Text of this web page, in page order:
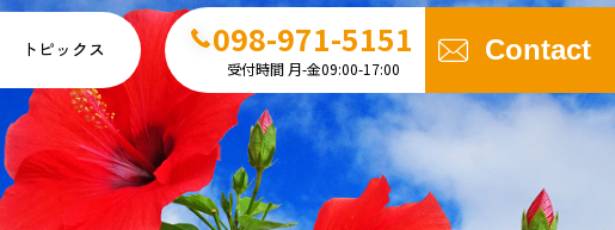
トピックス 098-971-5151
受付時間 月-金09:00-17:00
Contact